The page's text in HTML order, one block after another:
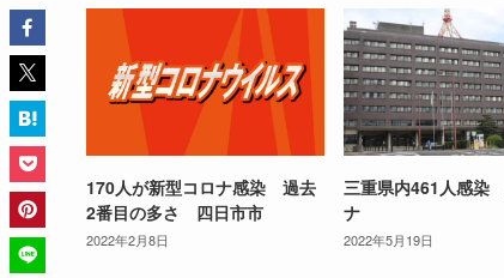
170人が新型コロナ感染 過去
2番目の多さ 四日市市
2022年2月8日
三重県内461人感染
ナ
2022年5月19日